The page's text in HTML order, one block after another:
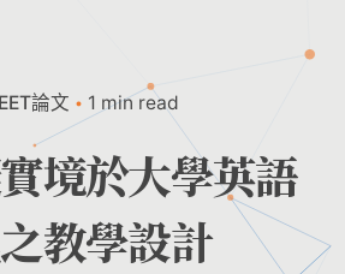
論文 1 min read
境於大學英語
教學設計